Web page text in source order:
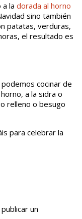
a la dorada al horno
sino también
patatas, verduras,
el resultado es
cocinar de
a la sidra o
relleno o besugo
para celebrar la
un